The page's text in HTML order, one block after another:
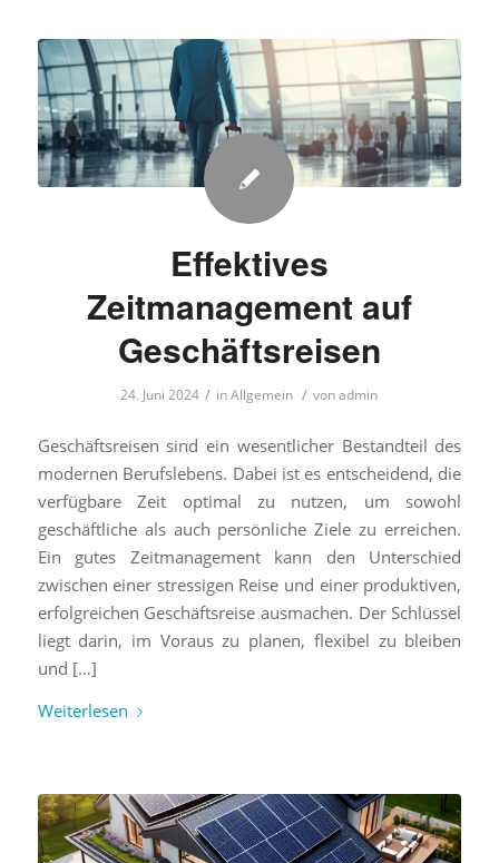
Effektives
Zeitmanagement auf
Geschäftsreisen
24. Juni 2024 / inAllgemein / vonadmin
Geschäftsreisen sind ein wesentlicher Bestandteil des
modernen Berufslebens. Dabei ist es entscheidend, die
verfügbare Zeit optimal zu nutzen, um sowohl
geschäftliche als auch persönliche Ziele zu erreichen.
Ein gutes Zeitmanagement kann den Unterschied
zwischen einer stressigen Reise und einer produktiven,
erfolgreichen Geschäftsreise ausmachen. Der Schlüssel
liegt darin, im Voraus zu planen, flexibel zu bleiben
und […]
Weiterlesen